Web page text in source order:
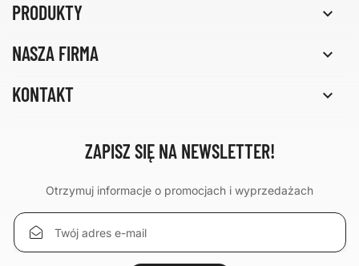
PRODUKTY 
NASZA FIRMA 
KONTAKT 
ZAPISZ SIĘ NA NEWSLETTER!
Otrzymuj informacje o promocjach i wyprzedażach